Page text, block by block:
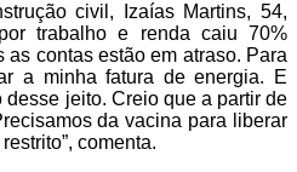
civil, Izaías Martins, 54,
trabalho e renda caiu 70%
as contas estão em atraso. Para
a minha fatura de energia. E
jeito. Creio que a partir de
da vacina para liberar
comenta.